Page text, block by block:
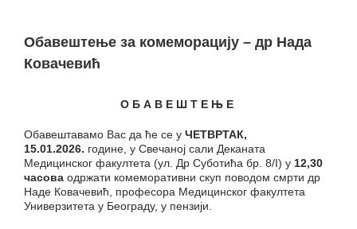
Обавештење за комеморацију – др Надa
Ковачевић
О Б А В Е Ш Т Е Њ Е
Обавештавамо Вас да ће се у ЧЕТВРТАК,
15.01.2026. године, у Свечаној сали Деканата
Медицинског факултета (ул. Др Суботића бр. 8/I) у 12,30
часова одржати комеморативни скуп поводом смрти др
Наде Ковачевић, професора Медицинског факултета
Универзитета у Београду, у пензији.